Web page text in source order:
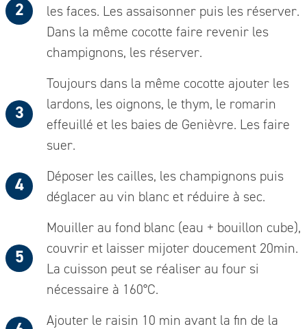
les faces. Les assaisonner puis les réserver.
Dans la même cocotte faire revenir les
champignons, les réserver.
Toujours dans la même cocotte ajouter les
lardons, les oignons, le thym, le romarin
effeuillé et les baies de Genièvre. Les faire
suer.
Déposer les cailles, les champignons puis
déglacer au vin blanc et réduire à sec.
Mouiller au fond blanc (eau + bouillon cube),
couvrir et laisser mijoter doucement 20min.
La cuisson peut se réaliser au four si
nécessaire à 160°C.
Ajouter le raisin 10 min avant la fin de la